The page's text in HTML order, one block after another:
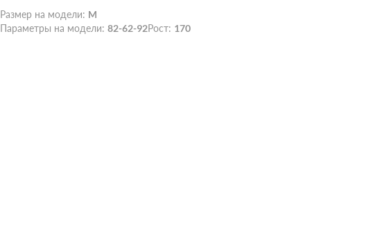
Размер на модели: M
Параметры на модели: 82-62-92Рост: 170